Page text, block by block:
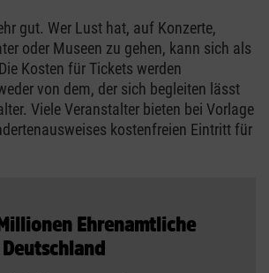
gut. Wer Lust hat, auf Konzerte,
oder Museen zu gehen, kann sich als
Kosten für Tickets werden
von dem, der sich begleiten lässt
Viele Veranstalter bieten bei Vorlage
kostenfreien Eintritt für
Ehrenamtliche